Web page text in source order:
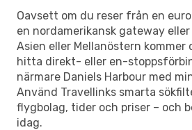
Oavsett om du reser från en
en nordamerikansk gateway
Asien eller Mellanöstern
hitta direkt- eller en-
närmare Daniels Harbour med
Använd Travellinks smarta
flygbolag, tider och priser – och
idag.